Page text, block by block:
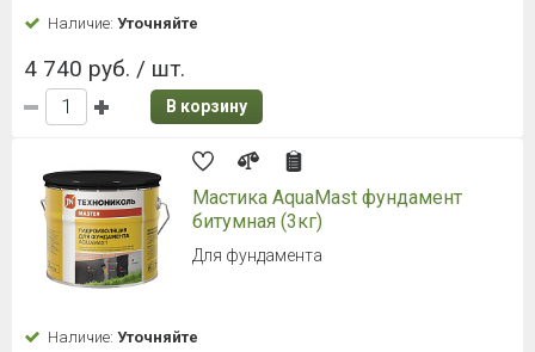
Наличие: Уточняйте
4 740 руб. / шт.
В корзину
Мастика AquaMast фундамент
битумная (3кг)
Для фундамента
Наличие: Уточняйте